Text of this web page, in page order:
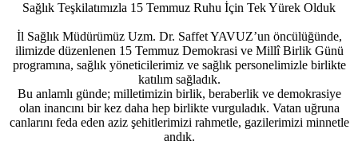
Sağlık Teşkilatımızla 15 Temmuz Ruhu İçin Tek Yürek Olduk
İl Sağlık Müdürümüz Uzm. Dr. Saffet YAVUZ’un öncülüğünde,
ilimizde düzenlenen 15 Temmuz Demokrasi ve Millî Birlik Günü
programına, sağlık yöneticilerimiz ve sağlık personelimizle birlikte
katılım sağladık.
Bu anlamlı günde; milletimizin birlik, beraberlik ve demokrasiye
olan inancını bir kez daha hep birlikte vurguladık. Vatan uğruna
canlarını feda eden aziz şehitlerimizi rahmetle, gazilerimizi minnetle
andık.